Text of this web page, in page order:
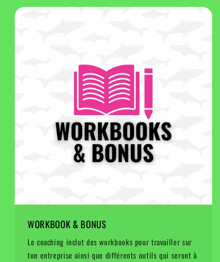
WORKBOOK & BONUS
Le coaching inclut des workbooks pour travailler sur
ton entreprise ainsi que différents outils qui seront à